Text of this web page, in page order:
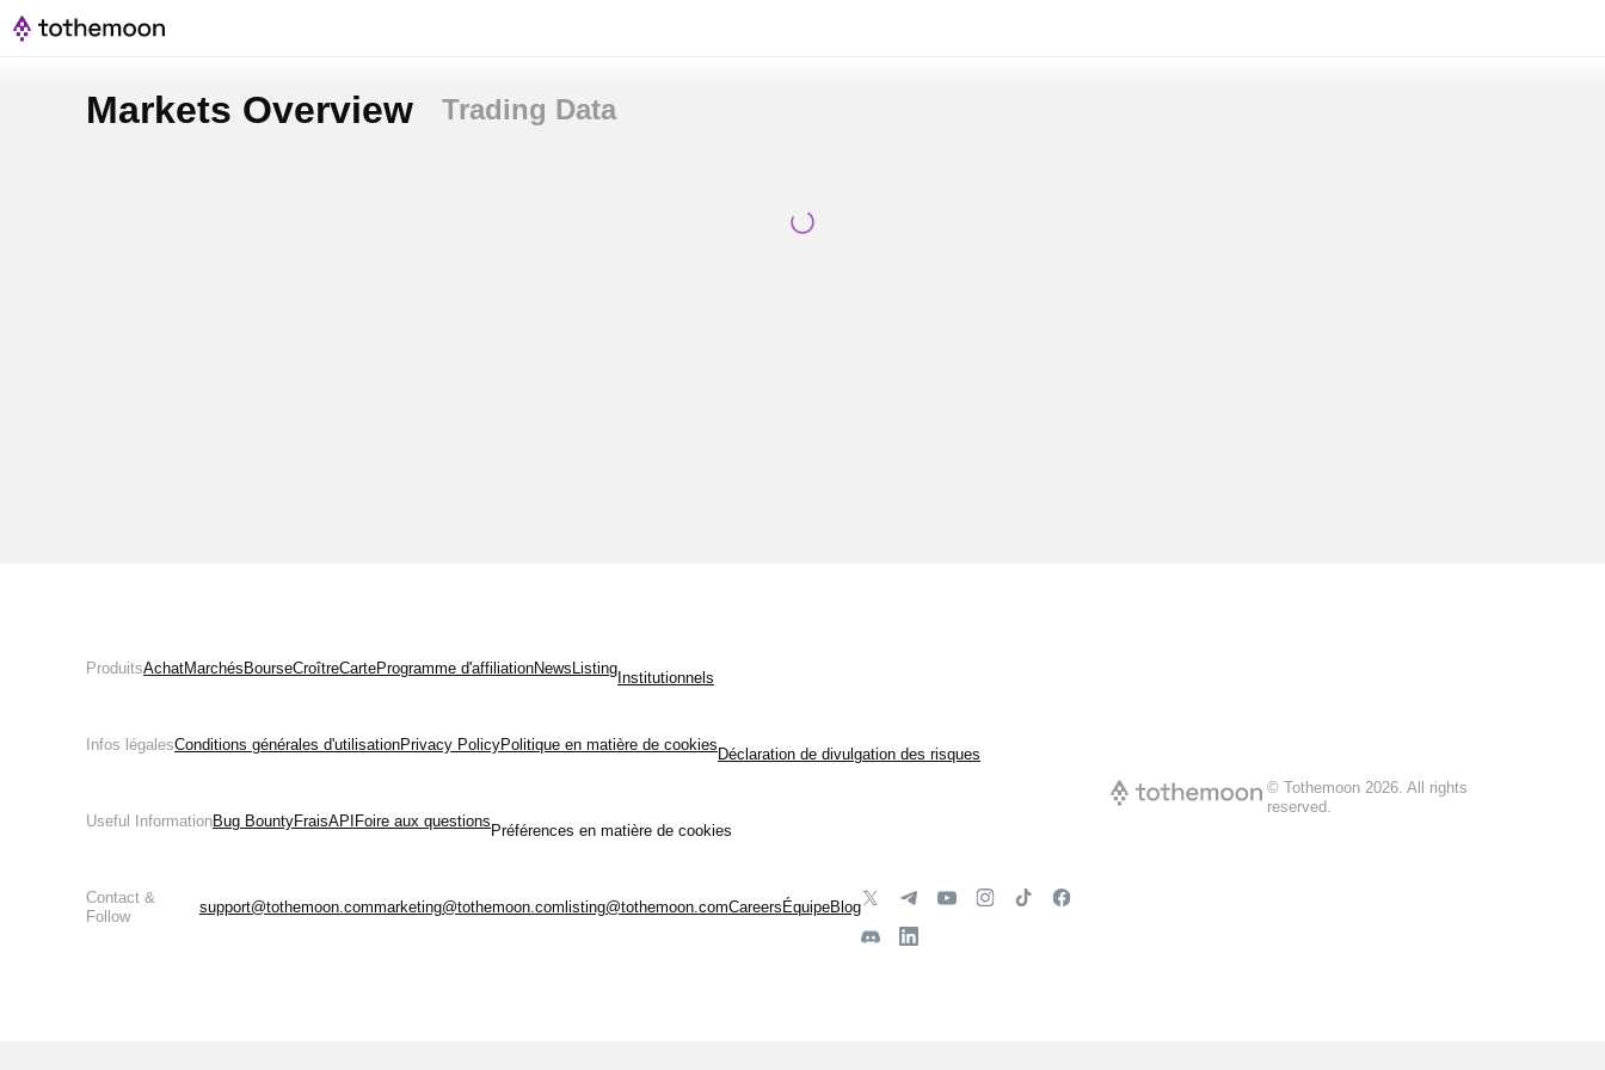
Markets Overview Trading Data
ProduitsAchatMarchés BourseCroîtreCarteProgramme d'affiliationNews Listing
Institutionnels
Infos légalesConditions générales d'utilisationPrivacy PolicyPolitique en matière de cookies
Déclaration de divulgation des risques
Useful InformationBug BountyFraisAPI Foire aux questions
Préférences en matière de cookies
Contact &
Follow
support@tothemoon.commarketing@tothemoon.com listing@tothemoon.comCareers ÉquipeBlog
© Tothemoon2026.All rights
reserved.